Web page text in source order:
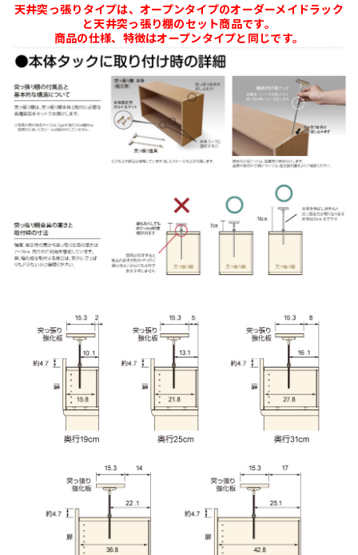
天井突っ張りタイプは、オープンタイプのオーダーメイドラック
と天井突っ張り棚のセット商品です。
商品の仕様、特徴はオープンタイプと同じです。